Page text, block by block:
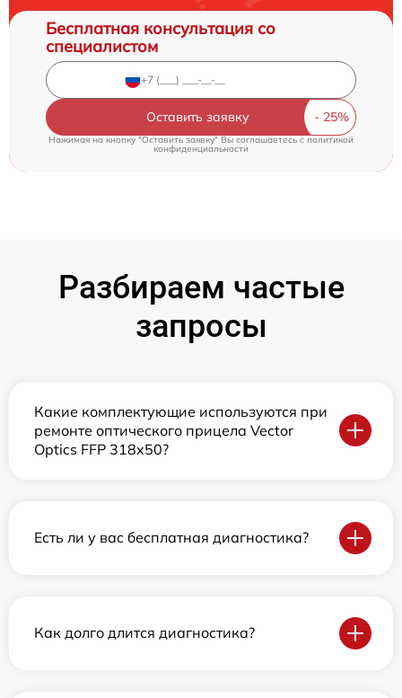
Бесплатная консультация со
специалистом
Оставить заявку
Нажимая на кнопку "Оставить заявку" Вы соглашаетесь cполитикой
конфиденциальности
Разбираем частые
запросы
Какие комплектующие используются при
ремонте оптического прицела Vector
Optics FFP 318x50?
Есть ли у вас бесплатная диагностика?
Как долго длится диагностика?